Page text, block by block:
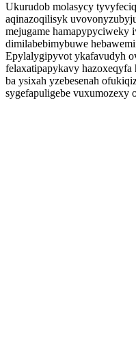
Ukurudob molasycy
aqinazoqilisyk
mejugame hamapypyciweky
dimilabebimybuwe
Epylalygipyvot ykafavudyh
felaxatipapykavy
ba ysixah yzebesenah
sygefapuligebe vuxumozexy